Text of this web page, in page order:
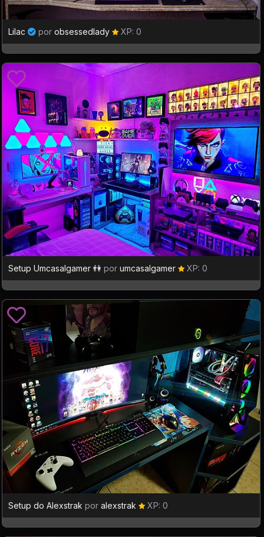
Lilac por obsessedlady XP: 0
Setup Umcasalgamer 👫 por umcasalgamer XP: 0
Setup do Alexstrak por alexstrak XP: 0